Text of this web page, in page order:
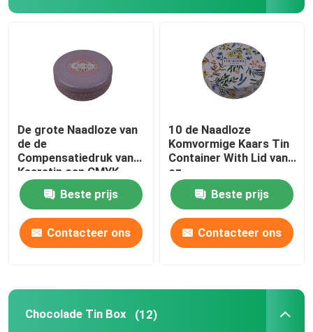
Kaars Tin Can
Chocolade Tin Box
Bulkkerstmistin
Theebus Tin
Het Tin van de metaalkoffie
Leeg Koekjestin
De grote Naadloze van
de de
Compensatiedruk van
Kaarstin can CMYK
Kaars Tin Box
DecorativeBeste prijs
Contacteer ons
10 de Naadloze
Komvormige Kaars Tin
Container With Lid van
oz
Beste prijs
Contacteer ons
Chocolade Tin Box (12)